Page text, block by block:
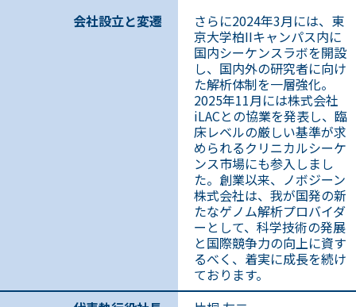
会社設立と変遷
さらに2024年3月には、東
京大学柏IIキャンパス内に
国内シーケンスラボを開設
し、国内外の研究者に向け
た解析体制を一層強化。
2025年11月には株式会社
iLACとの協業を発表し、臨
床レベルの厳しい基準が求
められるクリニカルシーケ
ンス市場にも参入しまし
た。創業以来、ノボジーン
株式会社は、我が国発の新
たなゲノム解析プロバイダ
ーとして、科学技術の発展
と国際競争力の向上に資す
るべく、着実に成長を続け
ております。